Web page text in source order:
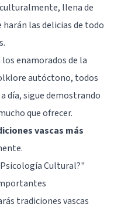
llena de
las delicias de todo
enamorados de la
autóctono, todos
día, sigue demostrando
que ofrecer.
vascas más
Psicología Cultural?"
tradiciones vascas